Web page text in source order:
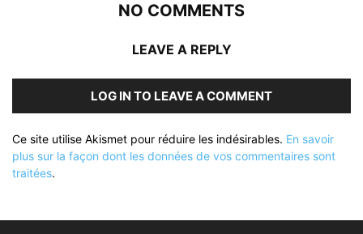
NO COMMENTS
LEAVE A REPLY
LOG IN TO LEAVE A COMMENT
Ce site utilise Akismet pour réduire les indésirables. En savoir
plus sur la façon dont les données de vos commentaires sont
traitées.